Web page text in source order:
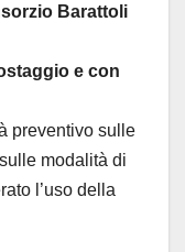
Barattoli
e con
preventivo sulle
modalità di
l’uso della